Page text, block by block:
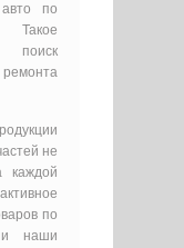
по
Такое
поиск
не
каждой
по
и наши